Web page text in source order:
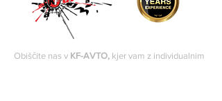
Obiščite nas v KF-AVTO, kjer vam z individualnim